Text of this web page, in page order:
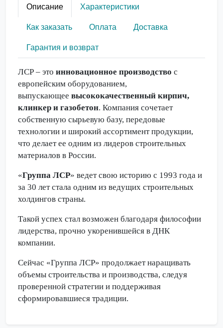
Описание Характеристики
Как заказать Оплата Доставка
Гарантия и возврат
ЛСР – это инновационное производство с
европейским оборудованием,
выпускающее высококачественный кирпич,
клинкер и газобетон. Компания сочетает
собственную сырьевую базу, передовые
технологии и широкий ассортимент продукции,
что делает ее одним из лидеров строительных
материалов в России.
«Группа ЛСР» ведет свою историю с 1993 года и
за 30 лет стала одним из ведущих строительных
холдингов страны.
Такой успех стал возможен благодаря философии
лидерства, прочно укоренившейся в ДНК
компании.
Сейчас «Группа ЛСР» продолжает наращивать
объемы строительства и производства, следуя
проверенной стратегии и поддерживая
сформировавшиеся традиции.